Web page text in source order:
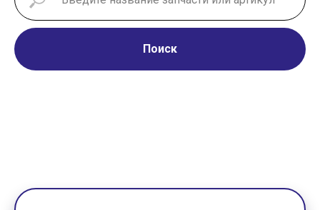
Поиск